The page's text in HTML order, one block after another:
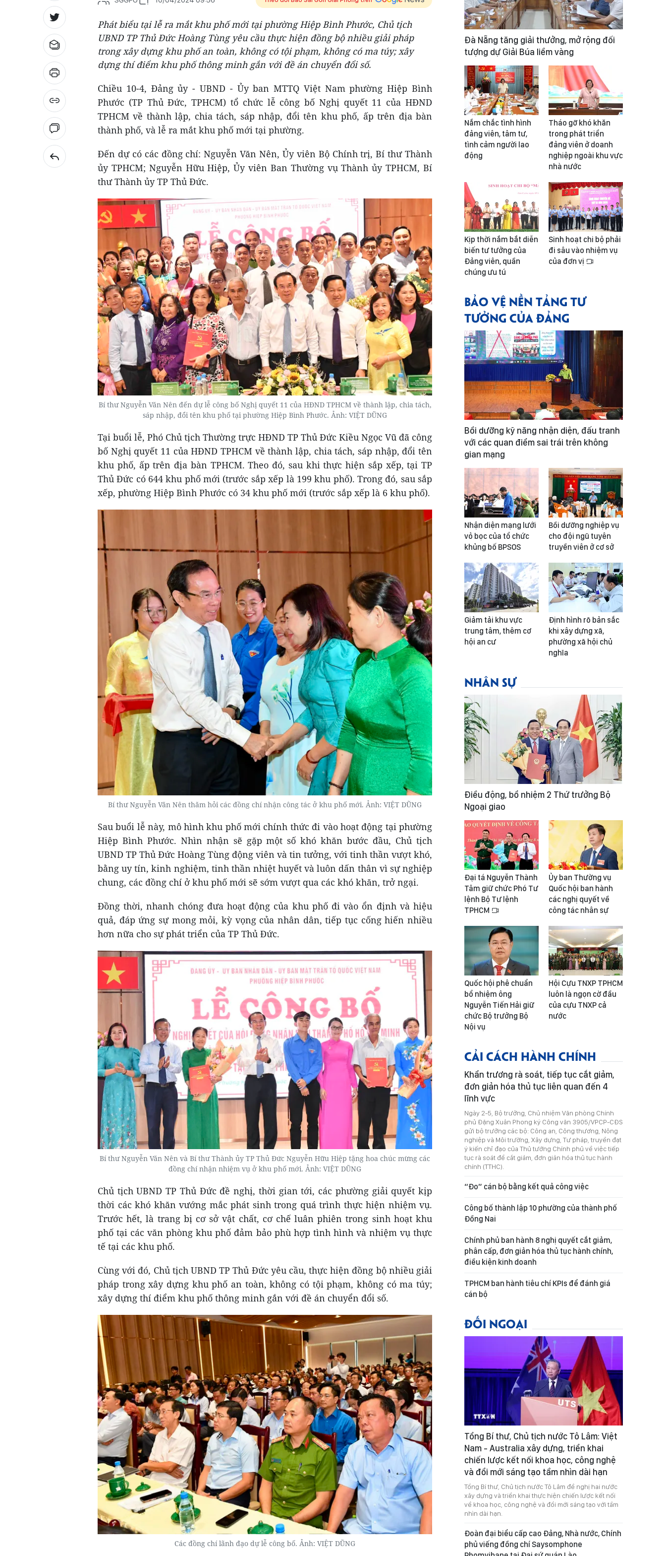
Phát biểu tại lễ ra mắt khu phố mới tại phường Hiệp Bình Phước, Chủ tịch
UBND TP Thủ Đức Hoàng Tùng yêu cầu thực hiện đồng bộ nhiều giải pháp
trong xây dựng khu phố an toàn, không có tội phạm, không có ma túy; xây
dựng thí điểm khu phố thông minh gắn với đề án chuyển đổi số.
Chiều 10-4, Đảng ủy - UBND - Ủy ban MTTQ Việt Nam phường Hiệp Bình
Phước (TP Thủ Đức, TPHCM) tổ chức lễ công bố Nghị quyết 11 của HĐND
TPHCM về thành lập, chia tách, sáp nhập, đổi tên khu phố, ấp trên địa bàn
thành phố, và lễ ra mắt khu phố mới tại phường.
Đến dự có các đồng chí: Nguyễn Văn Nên, Ủy viên Bộ Chính trị, Bí thư Thành
ủy TPHCM; Nguyễn Hữu Hiệp, Ủy viên Ban Thường vụ Thành ủy TPHCM, Bí
thư Thành ủy TP Thủ Đức.
Bí thư Nguyễn Văn Nên đến dự lễ công bố Nghị quyết 11 của HĐND TPHCM về thành lập, chia tách,
sáp nhập, đổi tên khu phố tại phường Hiệp Bình Phước. Ảnh: VIỆT DŨNG
Tại buổi lễ, Phó Chủ tịch Thường trực HĐND TP Thủ Đức Kiều Ngọc Vũ đã công
bố Nghị quyết 11 của HĐND TPHCM về thành lập, chia tách, sáp nhập, đổi tên
khu phố, ấp trên địa bàn TPHCM. Theo đó, sau khi thực hiện sắp xếp, tại TP
Thủ Đức có 644 khu phố mới (trước sắp xếp là 199 khu phố). Trong đó, sau sắp
xếp, phường Hiệp Bình Phước có 34 khu phố mới (trước sắp xếp là 6 khu phố).
Bí thư Nguyễn Văn Nên thăm hỏi các đồng chí nhận công tác ở khu phố mới. Ảnh: VIỆT DŨNG
Sau buổi lễ này, mô hình khu phố mới chính thức đi vào hoạt động tại phường
Hiệp Bình Phước. Nhìn nhận sẽ gặp một số khó khăn bước đầu, Chủ tịch
UBND TP Thủ Đức Hoàng Tùng động viên và tin tưởng, với tinh thần vượt khó,
bằng uy tín, kinh nghiệm, tinh thần nhiệt huyết và luôn dấn thân vì sự nghiệp
chung, các đồng chí ở khu phố mới sẽ sớm vượt qua các khó khăn, trở ngại.
Đồng thời, nhanh chóng đưa hoạt động của khu phố đi vào ổn định và hiệu
quả, đáp ứng sự mong mỏi, kỳ vọng của nhân dân, tiếp tục cống hiến nhiều
hơn nữa cho sự phát triển của TP Thủ Đức.
Bí thư Nguyễn Văn Nên và Bí thư Thành ủy TP Thủ Đức Nguyễn Hữu Hiệp tặng hoa chúc mừng các
đồng chí nhận nhiệm vụ ở khu phố mới. Ảnh: VIỆT DŨNG
Chủ tịch UBND TP Thủ Đức đề nghị, thời gian tới, các phường giải quyết kịp
thời các khó khăn vướng mắc phát sinh trong quá trình thực hiện nhiệm vụ.
Trước hết, là trang bị cơ sở vật chất, cơ chế luân phiên trong sinh hoạt khu
phố tại các văn phòng khu phố đảm bảo phù hợp tình hình và nhiệm vụ thực
tế tại các khu phố.
Cùng với đó, Chủ tịch UBND TP Thủ Đức yêu cầu, thực hiện đồng bộ nhiều giải
pháp trong xây dựng khu phố an toàn, không có tội phạm, không có ma túy;
xây dựng thí điểm khu phố thông minh gắn với đề án chuyển đổi số.
Các đồng chí lãnh đạo dự lễ công bố. Ảnh: VIỆT DŨNG
Đà Nẵng tăng giải thưởng, mở rộng đối
tượng dự Giải Búa liềm vàng
Nắm chắc tình hình
đảng viên, tâm tư,
tình cảm người lao
động
Tháo gỡ khó khăn
trong phát triển
đảng viên ở doanh
nghiệp ngoài khu vực
nhà nước
Kịp thời nắm bắt diễn
biến tư tưởng của
Đảng viên, quần
chúng ưu tú
Sinh hoạt chi bộ phải
đi sâu vào nhiệm vụ
của đơn vị
BẢO VỆ NỀN TẢNG TƯ
TƯỞNG CỦA ĐẢNG
Bồi dưỡng kỹ năng nhận diện, đấu tranh
với các quan điểm sai trái trên không
gian mạng
Nhận diện mạng lưới
vỏ bọc của tổ chức
khủng bố BPSOS
Bồi dưỡng nghiệp vụ
cho đội ngũ tuyên
truyền viên ở cơ sở
Giảm tải khu vực
trung tâm, thêm cơ
hội an cư
Định hình rõ bản sắc
khi xây dựng xã,
phường xã hội chủ
nghĩa
NHÂN SỰ
Điều động, bổ nhiệm 2 Thứ trưởng Bộ
Ngoại giao
Đại tá Nguyễn Thành
Tâm giữ chức Phó Tư
lệnh Bộ Tư lệnh
TPHCM
Ủy ban Thường vụ
Quốc hội ban hành
các nghị quyết về
công tác nhân sự
Quốc hội phê chuẩn
bổ nhiệm ông
Nguyễn Tiến Hải giữ
chức Bộ trưởng Bộ
Nội vụ
Hội Cựu TNXP TPHCM
luôn là ngọn cờ đầu
của cựu TNXP cả
nước
CẢI CÁCH HÀNH CHÍNH
Khẩn trương rà soát, tiếp tục cắt giảm,
đơn giản hóa thủ tục liên quan đến 4
lĩnh vực
Ngày 2-5, Bộ trưởng, Chủ nhiệm Văn phòng Chính
phủ Đặng Xuân Phong ký Công văn 3905/VPCP-CĐS
gửi bộ trưởng các bộ: Công an, Công thương, Nông
nghiệp và Môi trường, Xây dựng, Tư pháp, truyền đạt
ý kiến chỉ đạo của Thủ tướng Chính phủ về việc tiếp
tục rà soát để cắt giảm, đơn giản hóa thủ tục hành
chính (TTHC).
“Đo” cán bộ bằng kết quả công việc
Công bố thành lập 10 phường của thành phố
Đồng Nai
Chính phủ ban hành 8 nghị quyết cắt giảm,
phân cấp, đơn giản hóa thủ tục hành chính,
điều kiện kinh doanh
TPHCM ban hành tiêu chí KPIs để đánh giá
cán bộ
ĐỐI NGOẠI
Tổng Bí thư, Chủ tịch nước Tô Lâm: Việt
Nam - Australia xây dựng, triển khai
chiến lược kết nối khoa học, công nghệ
và đổi mới sáng tạo tầm nhìn dài hạn
Tổng Bí thư, Chủ tịch nước Tô Lâm đề nghị hai nước
xây dựng và triển khai thực hiện chiến lược kết nối
về khoa học, công nghệ và đổi mới sáng tạo với tầm
nhìn dài hạn.
Đoàn đại biểu cấp cao Đảng, Nhà nước, Chính
phủ viếng đồng chí Saysomphone